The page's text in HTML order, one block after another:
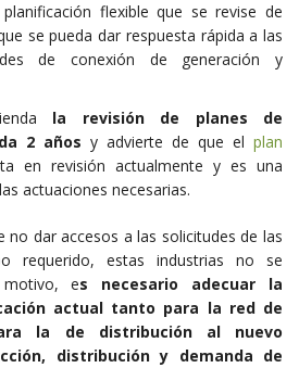
flexible que se revise de
se pueda dar respuesta rápida a las
de conexión de generación y
la revisión de planes de
2 años y advierte de que el plan
en revisión actualmente y es una
actuaciones necesarias.
no dar accesos a las solicitudes de las
requerido, estas industrias no se
es necesario adecuar la
actual tanto para la red de
la de distribución al nuevo
distribución y demanda de